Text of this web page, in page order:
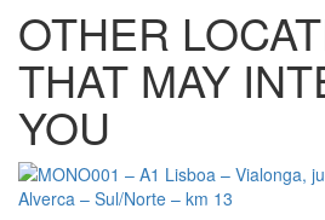
OTHER
THAT MAY
YOU